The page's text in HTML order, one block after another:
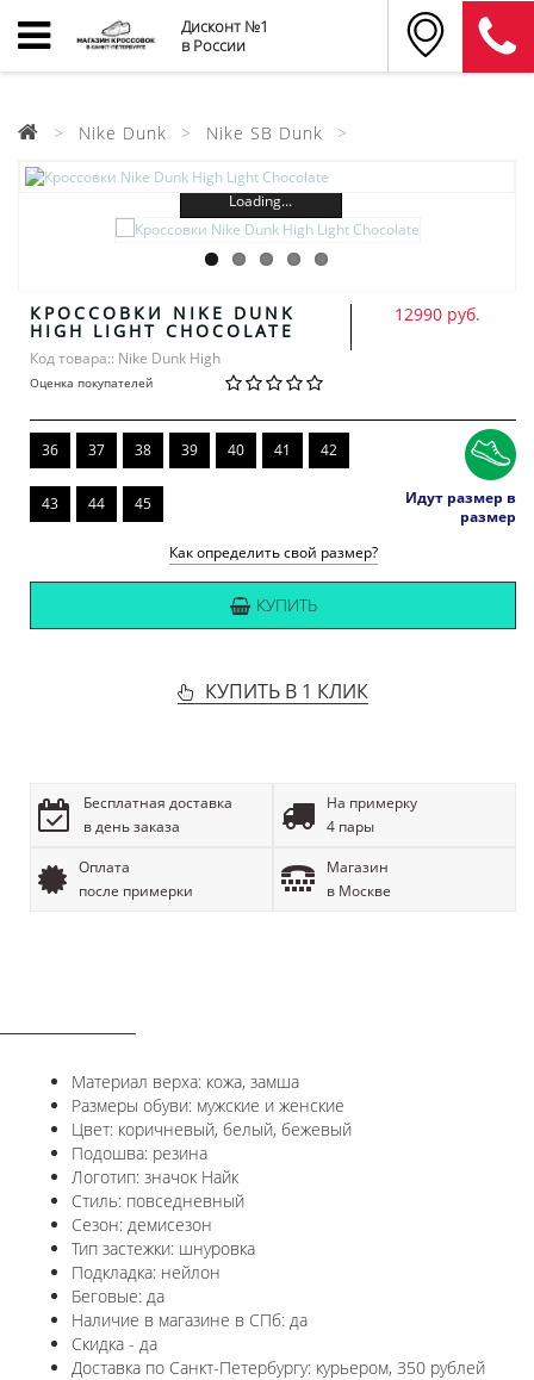
Дисконт №1
в России
Nike Dunk Nike SB Dunk
Loading...
КРОССОВКИ NIKE DUNK
HIGH LIGHT CHOCOLATE
Код товара:: Nike Dunk High
Оценка покупателей
12990 руб.
36 37 38 39 40 41 42
43 44 45
Идут размер в
размер
Как определить свой размер?
КУПИТЬ
КУПИТЬ В 1 КЛИК
Бесплатная доставка
в день заказа
На примерку
4 пары
Оплата
после примерки
Магазин
в Москве
Материал верха: кожа, замша
Размеры обуви: мужские и женские
Цвет: коричневый, белый, бежевый
Подошва: резина
Логотип: значок Найк
Стиль: повседневный
Сезон: демисезон
Тип застежки: шнуровка
Подкладка: нейлон
Беговые: да
Наличие в магазине в СПб: да
Скидка - да
Доставка по Санкт-Петербургу: курьером, 350 рублей